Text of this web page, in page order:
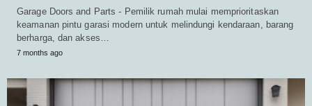
Garage Doors and Parts - Pemilik rumah mulai memprioritaskan
keamanan pintu garasi modern untuk melindungi kendaraan, barang
berharga, dan akses…
7 months ago